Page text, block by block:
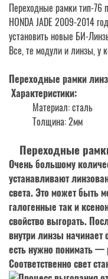
Переходные рамки тип-76
HONDA JADE 2009-2014
установить новые БИ-
Все, те модули и линзы, у
Переходные рамки линз
Характеристики:
Материал: сталь
Толщина: 2мм
Переходные
Очень большому
устанавливают
света. Это может быть
галогенные так и
свойство выгорать.
внутри линзы начинает
есть нужно понимать —
Соответственно свет